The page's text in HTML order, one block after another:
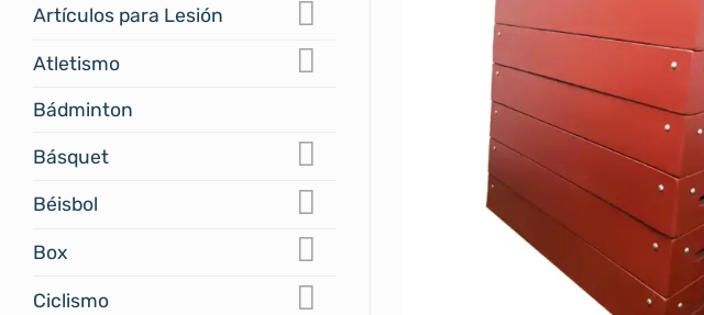
Artículos para Lesión
Atletismo
Bádminton
Básquet
Béisbol
Box
Ciclismo